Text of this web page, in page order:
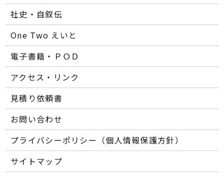
社史・自叙伝
One Two えいと
電子書籍・ＰＯＤ
アクセス・リンク
見積り依頼書
お問い合わせ
プライバシーポリシー（個人情報保護方針）
サイトマップ